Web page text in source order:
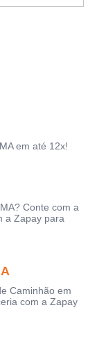
em até 12x!
Conte com a
a Zapay para
Caminhão em
com a Zapay